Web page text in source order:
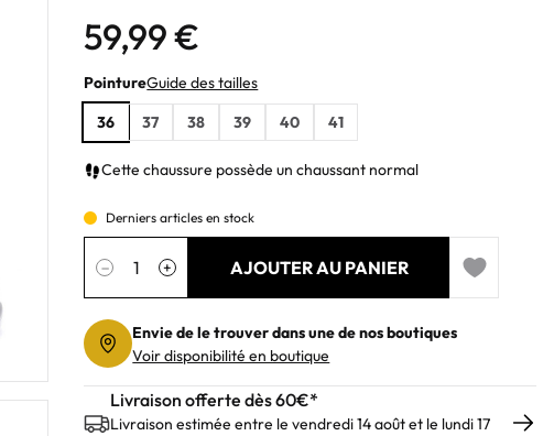
59,99 €
PointureGuide des tailles
36
37 38 39 40 41
Cette chaussure possède un chaussant normal
Derniers articles en stock
− +
AJOUTER AU PANIER
Add to
Envie de le trouver dans une de nos boutiques
Voir disponibilité en boutique
Livraison offerte dès 60€*
Livraison estimée entre le vendredi 14 août et le lundi 17